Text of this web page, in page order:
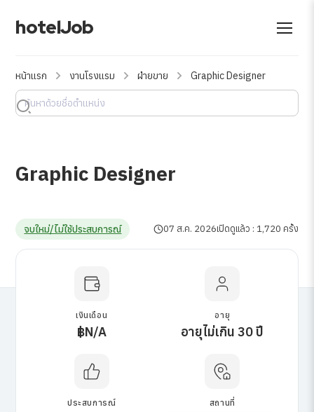
hotelJob
หน้าแรก งานโรงแรม ฝ่ายขาย Graphic Designer
Graphic Designer
จบใหม่/ไม่ใช้ประสบการณ์ 07 ส.ค. 2026เปิดดูแล้ว : 1,720 ครั้ง
เงินเดือน
฿N/A
อายุ
อายุไม่เกิน 30 ปี
ประสบการณ์ สถานที่